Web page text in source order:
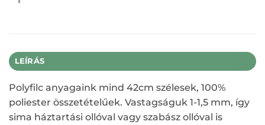
LEÍRÁS
Polyfilc anyagaink mind 42cm szélesek, 100%
poliester összetételűek. Vastagságuk 1-1,5 mm, így
sima háztartási ollóval vagy szabász ollóval is